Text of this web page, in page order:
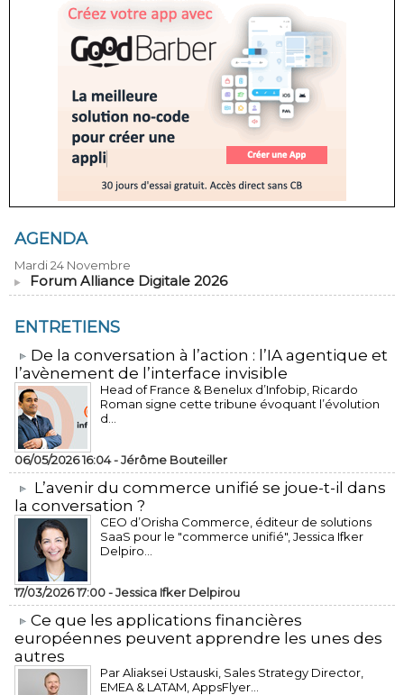
AGENDA
Mardi 24 Novembre
Forum Alliance Digitale 2026
ENTRETIENS
​De la conversation à l’action : l’IA agentique et
l’avènement de l’interface invisible
Head of France & Benelux d’Infobip, Ricardo
Roman signe cette tribune évoquant l’évolution
d...
06/05/2026 16:04 -Jérôme Bouteiller
L’avenir du commerce unifié se joue-t-il dans
la conversation ?
CEO d’Orisha Commerce, éditeur de solutions
SaaS pour le "commerce unifié", Jessica Ifker
Delpiro...
17/03/2026 17:00 -Jessica Ifker Delpirou
​Ce que les applications financières
européennes peuvent apprendre les unes des
autres
Par Aliaksei Ustauski, Sales Strategy Director,
EMEA & LATAM, AppsFlyer...